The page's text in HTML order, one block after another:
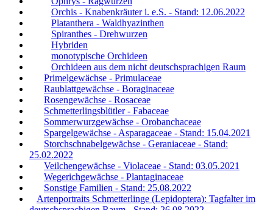
Orchis - Knabenkräuter i. e.S. - Stand: 12.06.2022
Platanthera - Waldhyazinthen
Spiranthes - Drehwurzen
Hybriden
monotypische Orchideen
Orchideen aus dem nicht deutschsprachigen Raum
Primelgewächse - Primulaceae
Raublattgewächse - Boraginaceae
Rosengewächse - Rosaceae
Schmetterlingsblütler - Fabaceae
Sommerwurzgewächse - Orobanchaceae
Spargelgewächse - Asparagaceae - Stand: 15.04.2021
Storchschnabelgewächse - Geraniaceae - Stand:
25.02.2022
Veilchengewächse - Violaceae - Stand: 03.05.2021
Wegerichgewächse - Plantaginaceae
Sonstige Familien - Stand: 25.08.2022
Artenportraits Schmetterlinge (Lepidoptera): Tagfalter im